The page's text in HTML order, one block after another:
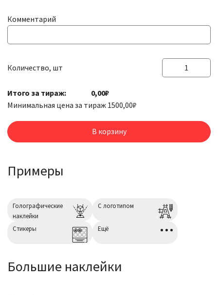
Комментарий
Количество, шт
Количество
Наклейки
Итого за тираж:
0,00₽
Минимальная цена за тираж 1500,00₽
В корзину
Примеры
Голографические
наклейки
С логотипом
Cтикеры Ещё
Большие наклейки